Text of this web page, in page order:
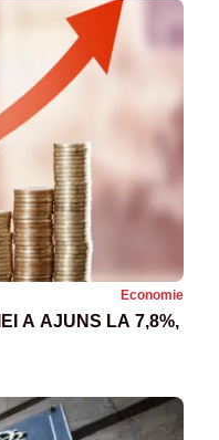
Economie
A AJUNS LA 7,8%,